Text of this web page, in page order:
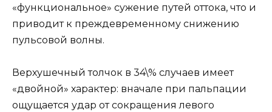
«функциональное» сужение путей оттока, что и
приводит к преждевременному снижению
пульсовой волны.
Верхушечный толчок в 34\% случаев имеет
«двойной» характер: вначале при пальпации
ощущается удар от сокращения левого